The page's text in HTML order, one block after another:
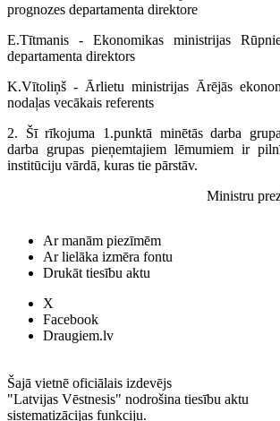
prognozes departamenta direktore
E.Tītmanis - Ekonomikas ministrijas
departamenta direktors
K.Vītoliņš - Ārlietu ministrijas Ārējās
nodaļas vecākais referents
2. Šī rīkojuma 1.punktā minētās darba
darba grupas pieņemtajiem lēmumiem ir
institūciju vārdā, kuras tie pārstāv.
Ministru
Ar manām piezīmēm
Ar lielāka izmēra fontu
Drukāt tiesību aktu
X
Facebook
Draugiem.lv
Šajā vietnē oficiālais izdevējs
"Latvijas Vēstnesis" nodrošina tiesību aktu
sistematizācijas funkciju.